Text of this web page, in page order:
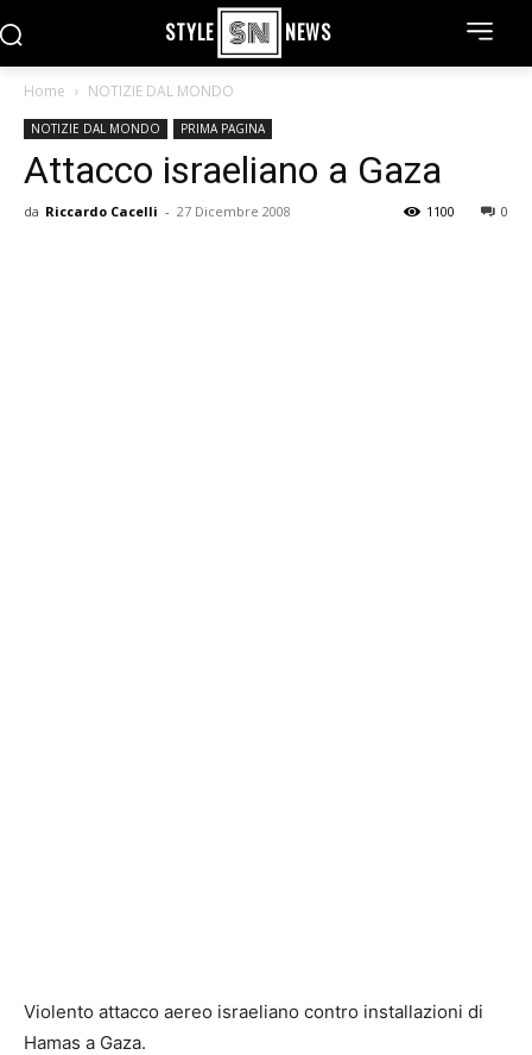
STYLE NEWS
Home NOTIZIE DAL MONDO
NOTIZIE DAL MONDO PRIMA PAGINA
Attacco israeliano a Gaza
da Riccardo Cacelli - 27 Dicembre 2008 0
1100
Violento attacco aereo israeliano contro installazioni di
Hamas a Gaza.